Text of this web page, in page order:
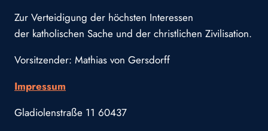
Zur Verteidigung der höchsten Interessen
der katholischen Sache und der christlichen Zivilisation.
Vorsitzender: Mathias von Gersdorff
Impressum
Gladiolenstraße 11 60437